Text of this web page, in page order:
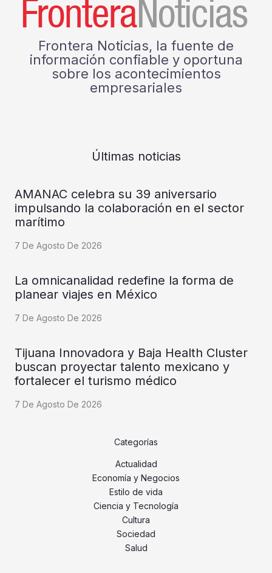
Frontera Noticias, la fuente de
información confiable y oportuna
sobre los acontecimientos
empresariales
Últimas noticias
AMANAC celebra su 39 aniversario
impulsando la colaboración en el sector
marítimo
7 De Agosto De 2026
La omnicanalidad redefine la forma de
planear viajes en México
7 De Agosto De 2026
Tijuana Innovadora y Baja Health Cluster
buscan proyectar talento mexicano y
fortalecer el turismo médico
7 De Agosto De 2026
Categorías
Actualidad
Economía y Negocios
Estilo de vida
Ciencia y Tecnología
Cultura
Sociedad
Salud